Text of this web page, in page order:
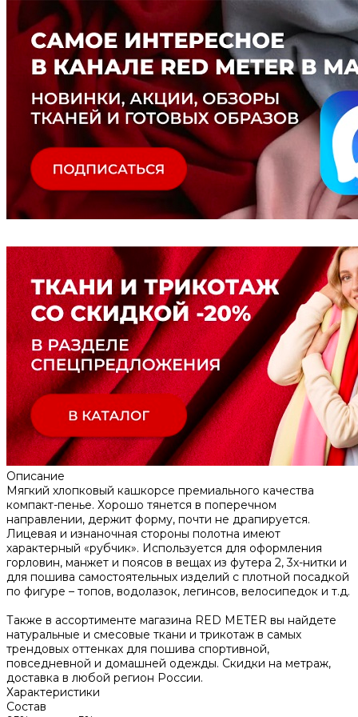
Описание
Мягкий хлопковый кашкорсе премиального качества
компакт-пенье. Хорошо тянется в поперечном
направлении, держит форму, почти не драпируется.
Лицевая и изнаночная стороны полотна имеют
характерный «рубчик». Используется для оформления
горловин, манжет и поясов в вещах из футера 2, 3х-нитки и
для пошива самостоятельных изделий с плотной посадкой
по фигуре – топов, водолазок, легинсов, велосипедок и т.д.
Также в ассортименте магазина RED METER вы найдете
натуральные и смесовые ткани и трикотаж в самых
трендовых оттенках для пошива спортивной,
повседневной и домашней одежды. Скидки на метраж,
доставка в любой регион России.
Характеристики
Состав